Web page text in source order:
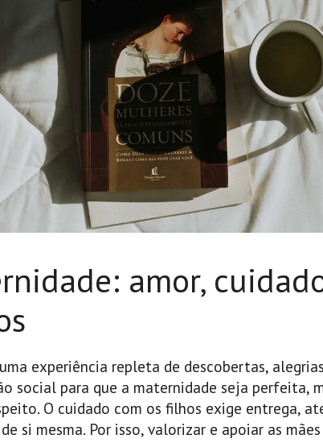
amor,
experiência repleta de descobertas,
social para que a maternidade seja perfeita,
O cuidado com os filhos exige entrega,
si mesma. Por isso, valorizar e apoiar as